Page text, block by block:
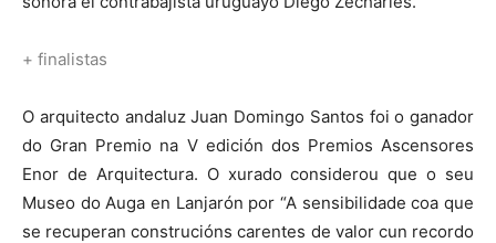
+ finalistas
O arquitecto andaluz Juan Domingo Santos foi o ganador
do Gran Premio na V edición dos Premios Ascensores
Enor de Arquitectura. O xurado considerou que o seu
Museo do Auga en Lanjarón por “A sensibilidade coa que
se recuperan construcións carentes de valor cun recordo